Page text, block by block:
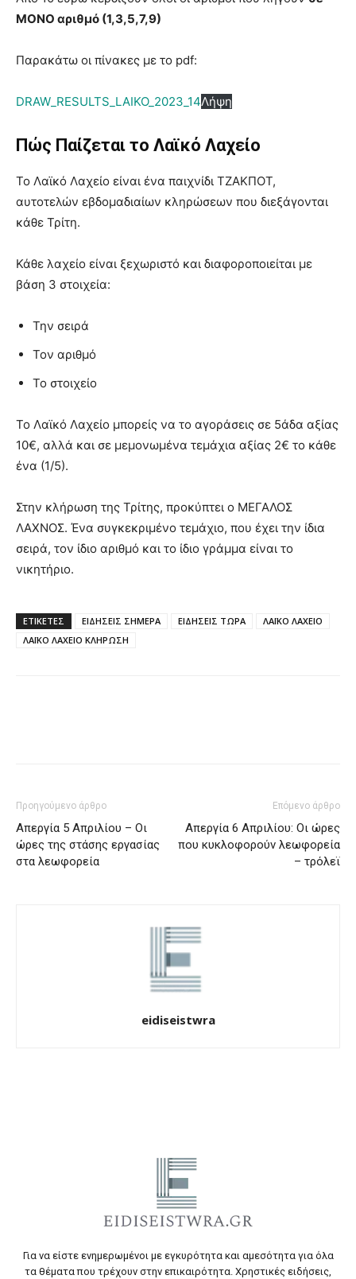
ΜΟΝΟ αριθμό (1,3,5,7,9)
Παρακάτω οι πίνακες με το pdf:
DRAW_RESULTS_LAIKO_2023_14Λήψη
Πώς Παίζεται το Λαϊκό Λαχείο
Το Λαϊκό Λαχείο είναι ένα παιχνίδι ΤΖΑΚΠΟΤ,
αυτοτελών εβδομαδιαίων κληρώσεων που διεξάγονται
κάθε Τρίτη.
Κάθε λαχείο είναι ξεχωριστό και διαφοροποιείται με
βάση 3 στοιχεία:
Την σειρά
Τον αριθμό
Το στοιχείο
Το Λαϊκό Λαχείο μπορείς να το αγοράσεις σε 5άδα αξίας
10€, αλλά και σε μεμονωμένα τεμάχια αξίας 2€ το κάθε
ένα (1/5).
Στην κλήρωση της Τρίτης, προκύπτει ο ΜΕΓΑΛΟΣ
ΛΑΧΝΟΣ. Ένα συγκεκριμένο τεμάχιο, που έχει την ίδια
σειρά, τον ίδιο αριθμό και το ίδιο γράμμα είναι το
νικητήριο.
ΕΤΙΚΈΤΕΣ ΕΙΔΗΣΕΙΣ ΣΗΜΕΡΑ ΕΙΔΗΣΕΙΣ ΤΩΡΑ
ΛΑΪΚΟ ΛΑΧΕΙΟ
ΛΑΪΚΟ ΛΑΧΕΙΟ ΚΛΗΡΩΣΗ
Προηγούμενο άρθρο
Απεργία 5 Απριλίου – Οι
ώρες της στάσης εργασίας
στα λεωφορεία
Επόμενο άρθρο
Απεργία 6 Απριλίου: Οι ώρες
που κυκλοφορούν λεωφορεία
– τρόλεϊ
eidiseistwra
Για να είστε ενημερωμένοι με εγκυρότητα και αμεσότητα για όλα
τα θέματα που τρέχουν στην επικαιρότητα. Χρηστικές ειδήσεις,